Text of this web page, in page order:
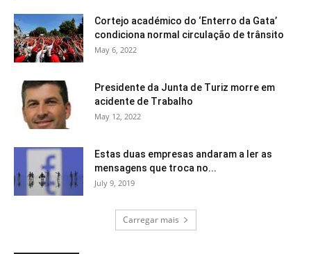
Cortejo académico do ‘Enterro da Gata’
condiciona normal circulação de trânsito
May 6, 2022
Presidente da Junta de Turiz morre em
acidente de Trabalho
May 12, 2022
Estas duas empresas andaram a ler as
mensagens que troca no...
July 9, 2019
Carregar mais